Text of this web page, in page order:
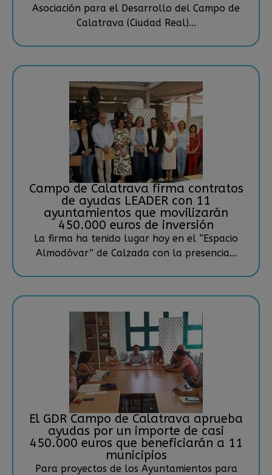
Asociación para el Desarrollo del Campo de
Calatrava (Ciudad Real)...
Campo de Calatrava firma contratos
de ayudas LEADER con 11
ayuntamientos que movilizarán
450.000 euros de inversión
La firma ha tenido lugar hoy en el “Espacio
Almodóvar” de Calzada con la presencia...
El GDR Campo de Calatrava aprueba
ayudas por un importe de casi
450.000 euros que beneficiarán a 11
municipios
Para proyectos de los Ayuntamientos para